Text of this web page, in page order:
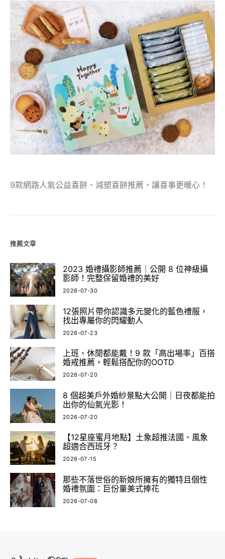
9款網路人氣公益喜餅、減塑喜餅推薦，讓喜事更暖心！
推薦文章
2023 婚禮攝影師推薦｜公開 8 位神級攝
影師！完整保留婚禮的美好
2026-07-30
12張照片帶你認識多元變化的藍色禮服，
找出專屬你的閃耀動人
2026-07-23
上班、休閒都能戴！9 款「高出場率」百搭
婚戒推薦，輕鬆搭配你的OOTD
2026-07-20
8 個超美戶外婚紗景點大公開｜日夜都能拍
出你的仙氣光影！
2026-07-20
【12星座蜜月地點】土象超推法國、風象
超適合西班牙？
2026-07-15
那些不落世俗的新娘所擁有的獨特且個性
婚禮氛圍：巨份量美式捧花
2026-07-08